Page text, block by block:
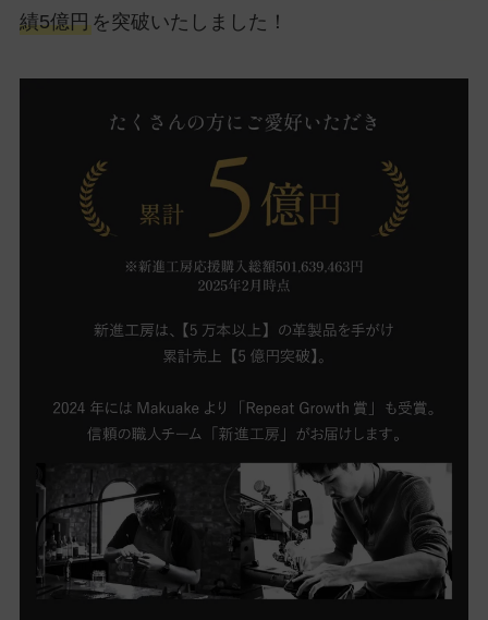
績5億円を突破いたしました！